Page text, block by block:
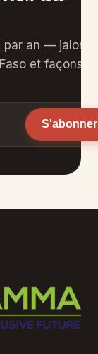
par an — jalons
et façons
S'abonner